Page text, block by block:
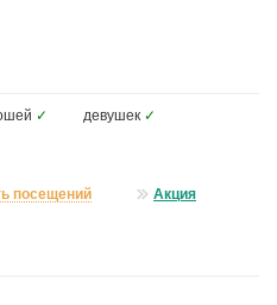
✓ девушек ✓
посещений
Акция